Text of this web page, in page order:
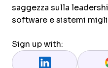
saggezza sulla
software e sistemi
Sign up with: